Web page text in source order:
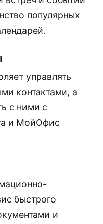
популярных
управлять
контактами, а
с ними с
и МойОфис
быстрого
и